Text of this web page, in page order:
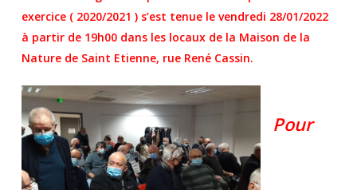
exercice ( 2020/2021 ) s’est tenue le vendredi 28/01/2022
à partir de 19h00 dans les locaux de la Maison de la
Nature de Saint Etienne, rue René Cassin.
Pour